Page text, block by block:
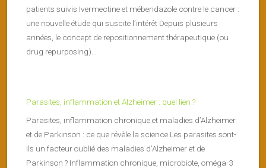
patients suivis Ivermectine et mébendazole contre le cancer :
une nouvelle étude qui suscite l’intérêt Depuis plusieurs
années, le concept de repositionnement thérapeutique (ou
drug repurposing)...
Parasites, inflammation et Alzheimer : quel lien ?
Parasites, inflammation chronique et maladies d’Alzheimer
et de Parkinson : ce que révèle la science Les parasites sont-
ils un facteur oublié des maladies d’Alzheimer et de
Parkinson ? Inflammation chronique, microbiote, oméga-3